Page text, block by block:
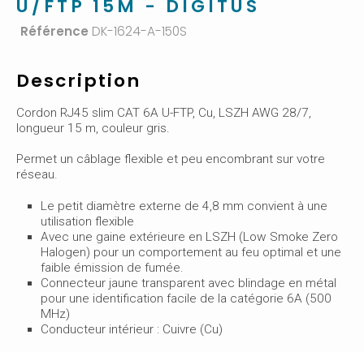
U/FTP 15M - DIGITUS
Référence DK-1624-A-150S
Description
Cordon RJ45 slim CAT 6A U-FTP, Cu, LSZH AWG 28/7,
longueur 15 m, couleur gris.
Permet un câblage flexible et peu encombrant sur votre
réseau.
Le petit diamètre externe de 4,8 mm convient à une
utilisation flexible
Avec une gaine extérieure en LSZH (Low Smoke Zero
Halogen) pour un comportement au feu optimal et une
faible émission de fumée.
Connecteur jaune transparent avec blindage en métal
pour une identification facile de la catégorie 6A (500
MHz)
Conducteur intérieur : Cuivre (Cu)